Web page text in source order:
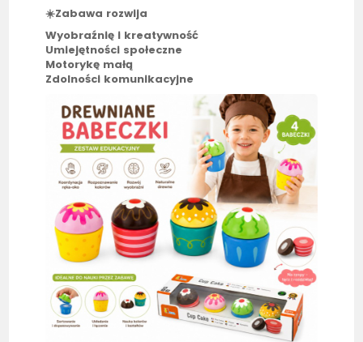
☀️Zabawa rozwija
Wyobraźnię i kreatywność
Umiejętności społeczne
Motorykę małą
Zdolności komunikacyjne